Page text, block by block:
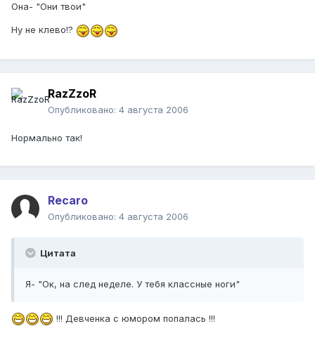
Она- "Они твои"
Ну не клево!?
RazZzoR
Опубликовано: 4 августа 2006
Нормально так!
Recaro
Опубликовано: 4 августа 2006
Цитата
Я- "Ок, на след неделе. У тебя классные ноги"
!!! Девченка с юмором попалась !!!